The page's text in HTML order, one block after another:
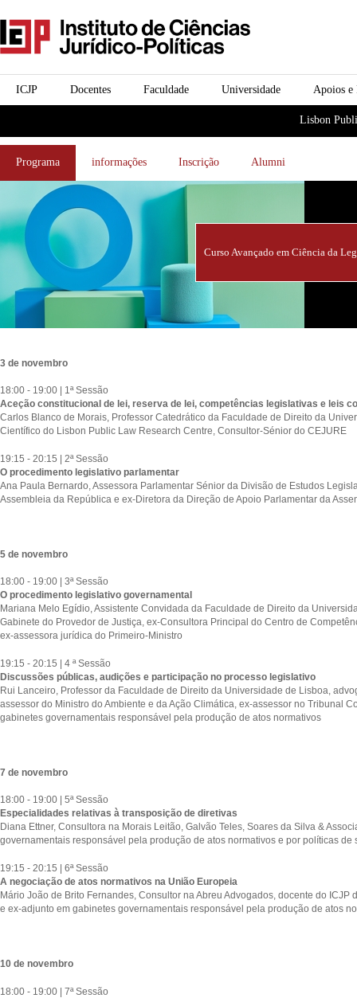
principal
icjp
menu-institucional Apoios e
Universidade
Faculdade
Docentes
ICJP
Lisbon
Alumni
Inscrição
informações
Programa
Curso Avançado em Ciência da
3 de novembro
18:00 - 19:00 | 1ª Sessão
Aceção constitucional de lei, reserva de lei, competências legislativas e leis
Carlos Blanco de Morais, Professor Catedrático da Faculdade de Direito da
Científico do Lisbon Public Law Research Centre, Consultor-Sénior do CEJURE
19:15 - 20:15 | 2ª Sessão
O procedimento legislativo parlamentar
Ana Paula Bernardo, Assessora Parlamentar Sénior da Divisão de Estudos
Assembleia da República e ex-Diretora da Direção de Apoio Parlamentar da
5 de novembro
18:00 - 19:00 | 3ª Sessão
O procedimento legislativo governamental
Mariana Melo Egídio, Assistente Convidada da Faculdade de Direito da
Gabinete do Provedor de Justiça, ex-Consultora Principal do Centro de
ex-assessora jurídica do Primeiro-Ministro
19:15 - 20:15 | 4 ª Sessão
Discussões públicas, audições e participação no processo legislativo
Rui Lanceiro, Professor da Faculdade de Direito da Universidade de Lisboa,
assessor do Ministro do Ambiente e da Ação Climática, ex-assessor no Tribunal
gabinetes governamentais responsável pela produção de atos normativos
7 de novembro
18:00 - 19:00 | 5ª Sessão
Especialidades relativas à transposição de diretivas
Diana Ettner, Consultora na Morais Leitão, Galvão Teles, Soares da Silva &
governamentais responsável pela produção de atos normativos e por políticas de
19:15 - 20:15 | 6ª Sessão
A negociação de atos normativos na União Europeia
Mário João de Brito Fernandes, Consultor na Abreu Advogados, docente do ICJP
e ex-adjunto em gabinetes governamentais responsável pela produção de atos
10 de novembro
18:00 - 19:00 | 7ª Sessão